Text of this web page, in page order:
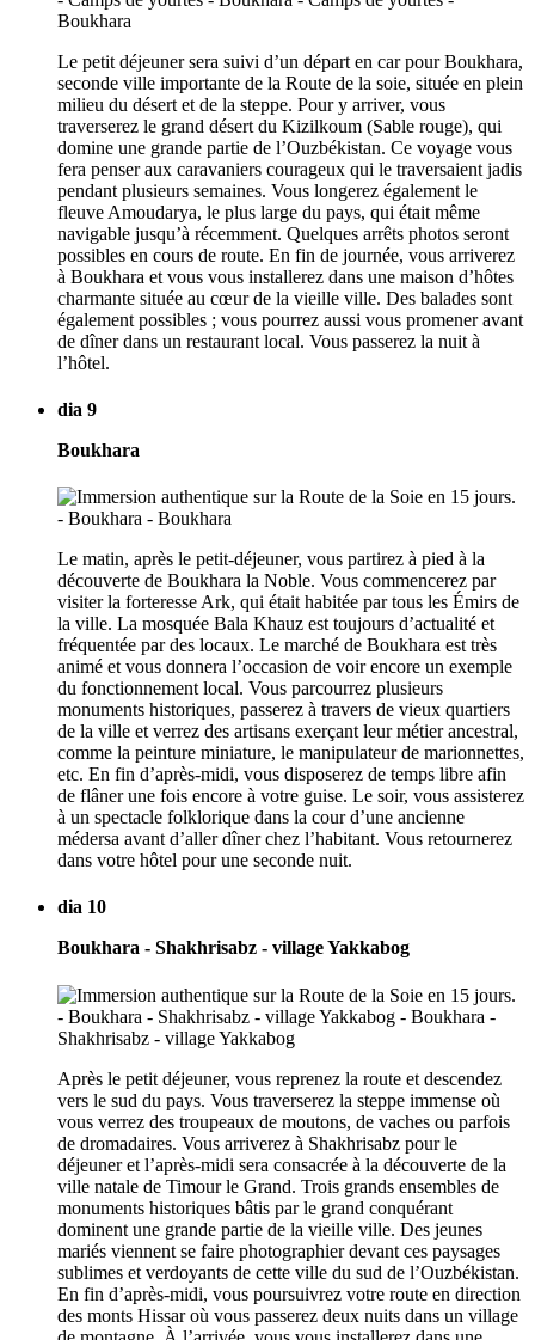
Le petit déjeuner sera suivi d’un départ en car pour Boukhara,
seconde ville importante de la Route de la soie, située en plein
milieu du désert et de la steppe. Pour y arriver, vous
traverserez le grand désert du Kizilkoum (Sable rouge), qui
domine une grande partie de l’Ouzbékistan. Ce voyage vous
fera penser aux caravaniers courageux qui le traversaient jadis
pendant plusieurs semaines. Vous longerez également le
fleuve Amoudarya, le plus large du pays, qui était même
navigable jusqu’à récemment. Quelques arrêts photos seront
possibles en cours de route. En fin de journée, vous arriverez
à Boukhara et vous vous installerez dans une maison d’hôtes
charmante située au cœur de la vieille ville. Des balades sont
également possibles ; vous pourrez aussi vous promener avant
de dîner dans un restaurant local. Vous passerez la nuit à
l’hôtel.
dia 9
Boukhara
Le matin, après le petit-déjeuner, vous partirez à pied à la
découverte de Boukhara la Noble. Vous commencerez par
visiter la forteresse Ark, qui était habitée par tous les Émirs de
la ville. La mosquée Bala Khauz est toujours d’actualité et
fréquentée par des locaux. Le marché de Boukhara est très
animé et vous donnera l’occasion de voir encore un exemple
du fonctionnement local. Vous parcourrez plusieurs
monuments historiques, passerez à travers de vieux quartiers
de la ville et verrez des artisans exerçant leur métier ancestral,
comme la peinture miniature, le manipulateur de marionnettes,
etc. En fin d’après-midi, vous disposerez de temps libre afin
de flâner une fois encore à votre guise. Le soir, vous assisterez
à un spectacle folklorique dans la cour d’une ancienne
médersa avant d’aller dîner chez l’habitant. Vous retournerez
dans votre hôtel pour une seconde nuit.
dia 10
Boukhara - Shakhrisabz - village Yakkabog
Après le petit déjeuner, vous reprenez la route et descendez
vers le sud du pays. Vous traverserez la steppe immense où
vous verrez des troupeaux de moutons, de vaches ou parfois
de dromadaires. Vous arriverez à Shakhrisabz pour le
déjeuner et l’après-midi sera consacrée à la découverte de la
ville natale de Timour le Grand. Trois grands ensembles de
monuments historiques bâtis par le grand conquérant
dominent une grande partie de la vieille ville. Des jeunes
mariés viennent se faire photographier devant ces paysages
sublimes et verdoyants de cette ville du sud de l’Ouzbékistan.
En fin d’après-midi, vous poursuivrez votre route en direction
des monts Hissar où vous passerez deux nuits dans un village